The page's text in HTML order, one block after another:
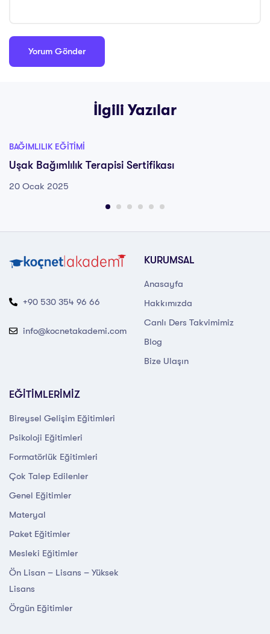
İlgili Yazılar
BAĞIMLILIK EĞITIMI
Uşak Bağımlılık Terapisi Sertifikası
20 Ocak 2025
+90 530 354 96 66
info@kocnetakademi.com
KURUMSAL
Anasayfa
Hakkımızda
Canlı Ders Takvimimiz
Blog
Bize Ulaşın
EĞİTİMLERİMİZ
Bireysel Gelişim Eğitimleri
Psikoloji Eğitimleri
Formatörlük Eğitimleri
Çok Talep Edilenler
Genel Eğitimler
Materyal
Paket Eğitimler
Mesleki Eğitimler
Ön Lisan – Lisans – Yüksek
Lisans
Örgün Eğitimler